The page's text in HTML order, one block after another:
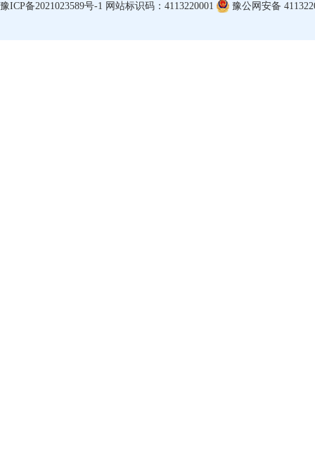
豫ICP备2021023589号-1 网站标识码：4113220001 豫公网安备